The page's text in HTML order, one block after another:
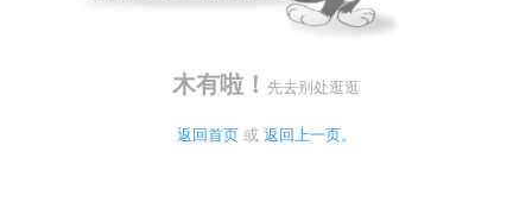
木有啦！ 先去别处逛逛
返回首页 或 返回上一页。